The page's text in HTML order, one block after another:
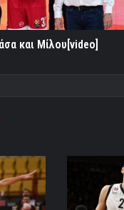
και Μίλου[video]